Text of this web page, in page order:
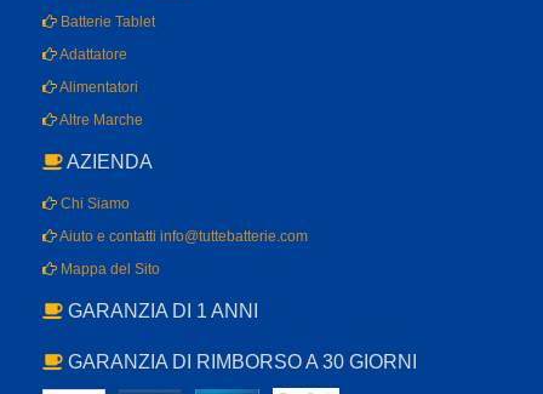
Batterie Tablet
Adattatore
Alimentatori
Altre Marche
AZIENDA
Chi Siamo
Aiuto e contatti info@tuttebatterie.com
Mappa del Sito
GARANZIA DI 1 ANNI
GARANZIA DI RIMBORSO A 30 GIORNI